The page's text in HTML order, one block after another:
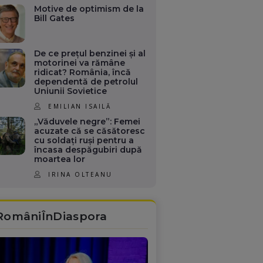
Motive de optimism de la
Bill Gates
De ce prețul benzinei și al
motorinei va rămâne
ridicat? România, încă
dependentă de petrolul
Uniunii Sovietice
EMILIAN ISAILĂ
„Văduvele negre”: Femei
acuzate că se căsătoresc
cu soldați ruși pentru a
încasa despăgubiri după
moartea lor
IRINA OLTEANU